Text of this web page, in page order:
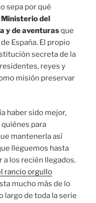
sepa por qué
Ministerio del
y de aventurasque
España. El propio
secreta de la
reyes y
misión preservar
haber sido mejor,
quiénes para
mantenerla así
lleguemos hasta
a los recién llegados.
rancio orgullo
mucho más de lo
largo de toda la serie